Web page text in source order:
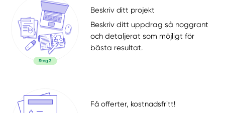
Beskriv ditt projekt
Beskriv ditt uppdrag så noggrant
och detaljerat som möjligt för
bästa resultat.
Få offerter, kostnadsfritt!